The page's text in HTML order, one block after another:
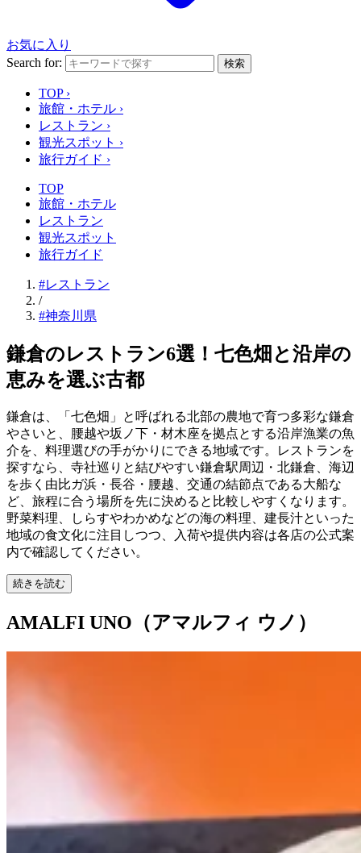
お気に入り
Search for:
検索
TOP ›
旅館・ホテル ›
レストラン ›
観光スポット ›
旅行ガイド ›
TOP
旅館・ホテル
レストラン
観光スポット
旅行ガイド
#レストラン
/
#神奈川県
鎌倉のレストラン6選！七色畑と沿岸の
恵みを選ぶ古都
鎌倉は、「七色畑」と呼ばれる北部の農地で育つ多彩な鎌倉
やさいと、腰越や坂ノ下・材木座を拠点とする沿岸漁業の魚
介を、料理選びの手がかりにできる地域です。レストランを
探すなら、寺社巡りと結びやすい鎌倉駅周辺・北鎌倉、海辺
を歩く由比ガ浜・長谷・腰越、交通の結節点である大船な
ど、旅程に合う場所を先に決めると比較しやすくなります。
野菜料理、しらすやわかめなどの海の料理、建長汁といった
地域の食文化に注目しつつ、入荷や提供内容は各店の公式案
内で確認してください。
続きを読む
AMALFI UNO（アマルフィ ウノ）